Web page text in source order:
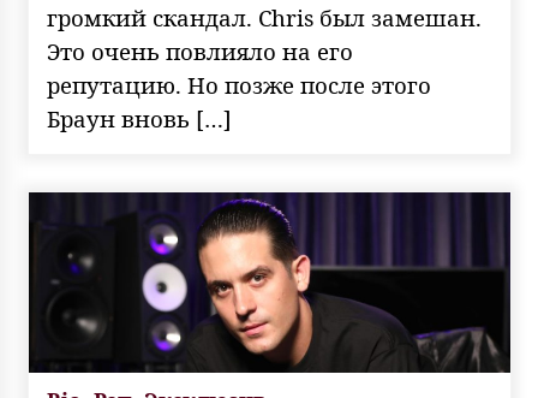
громкий скандал. Chris был замешан.
Это очень повлияло на его
репутацию. Но позже после этого
Браун вновь […]